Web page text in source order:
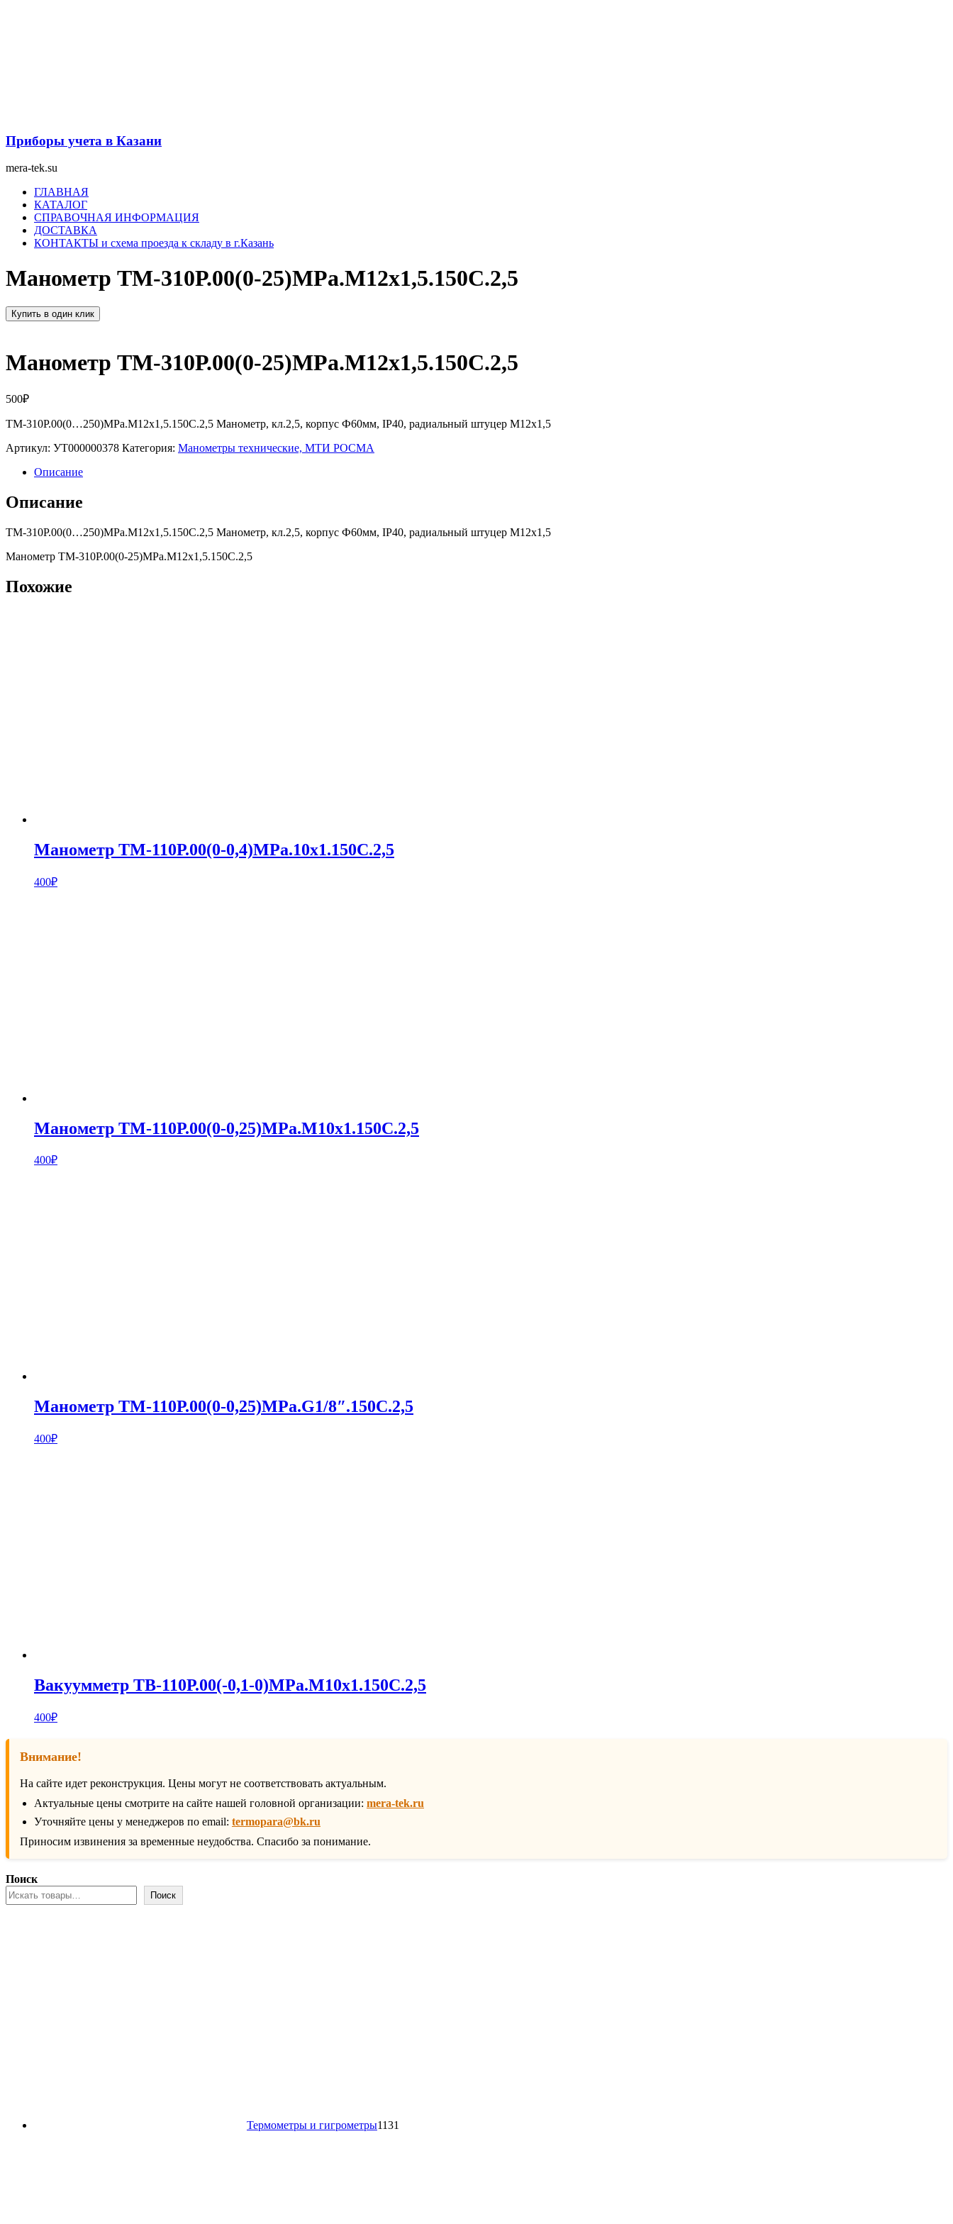
Приборы учета в Казани
mera-tek.su
МенюГЛАВНАЯ
КАТАЛОГ
СПРАВОЧНАЯ ИНФОРМАЦИЯ
ДОСТАВКА
КОНТАКТЫ и схема проезда к складу в г.Казань
Манометр ТМ-310Р.00(0-25)MPa.M12х1,5.150С.2,5
Купить в один клик
Манометр ТМ-310Р.00(0-25)MPa.M12х1,5.150С.2,5
500₽
ТМ-310Р.00(0…250)MPa.M12х1,5.150С.2,5 Манометр, кл.2,5, корпус Ф60мм, IP40, радиальный штуцер М12х1,5
Артикул: УТ000000378 Категория: Манометры технические, МТИ РОСМА
Описание
Описание
ТМ-310Р.00(0…250)MPa.M12х1,5.150С.2,5 Манометр, кл.2,5, корпус Ф60мм, IP40, радиальный штуцер М12х1,5
Манометр ТМ-310Р.00(0-25)MPa.M12х1,5.150С.2,5
Похожие
Манометр ТМ-110Р.00(0-0,4)MPa.10х1.150С.2,5
400₽
Манометр ТМ-110Р.00(0-0,25)MPa.М10х1.150С.2,5
400₽
Манометр ТМ-110Р.00(0-0,25)MPa.G1/8″.150С.2,5
400₽
Вакуумметр ТВ-110Р.00(-0,1-0)MPa.M10х1.150С.2,5
400₽
Внимание!
На сайте идет реконструкция. Цены могут не соответствовать актуальным.
Актуальные цены смотрите на сайте нашей головной организации: mera-tek.ru
Уточняйте цены у менеджеров по email: termopara@bk.ru
Приносим извинения за временные неудобства. Спасибо за понимание.
Поиск
Поиск
Термометры и гигрометры1131